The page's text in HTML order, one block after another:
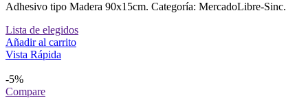
Adhesivo tipo Madera 90x15cm. Categoría: MercadoLibre-Sinc.
Lista de elegidos
Añadir al carrito
Vista Rápida
-5%
Compare